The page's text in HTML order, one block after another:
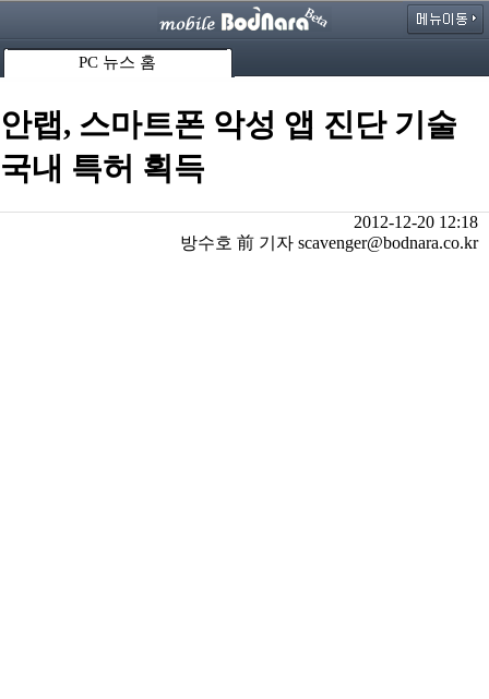
PC 뉴스 홈
안랩, 스마트폰 악성 앱 진단 기술
국내 특허 획득
2012-12-20 12:18
방수호 前 기자 scavenger@bodnara.co.kr